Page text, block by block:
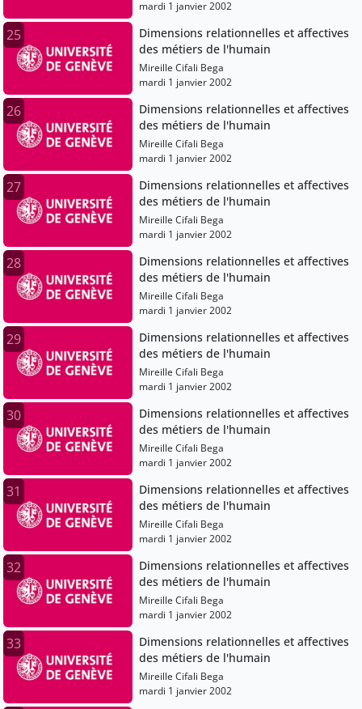
mardi 1 janvier 2002
25
Dimensions relationnelles et affectives
des métiers de l'humain
Mireille Cifali Bega
mardi 1 janvier 2002
26
Dimensions relationnelles et affectives
des métiers de l'humain
Mireille Cifali Bega
mardi 1 janvier 2002
27
Dimensions relationnelles et affectives
des métiers de l'humain
Mireille Cifali Bega
mardi 1 janvier 2002
28
Dimensions relationnelles et affectives
des métiers de l'humain
Mireille Cifali Bega
mardi 1 janvier 2002
29
Dimensions relationnelles et affectives
des métiers de l'humain
Mireille Cifali Bega
mardi 1 janvier 2002
30
Dimensions relationnelles et affectives
des métiers de l'humain
Mireille Cifali Bega
mardi 1 janvier 2002
31
Dimensions relationnelles et affectives
des métiers de l'humain
Mireille Cifali Bega
mardi 1 janvier 2002
32
Dimensions relationnelles et affectives
des métiers de l'humain
Mireille Cifali Bega
mardi 1 janvier 2002
33
Dimensions relationnelles et affectives
des métiers de l'humain
Mireille Cifali Bega
mardi 1 janvier 2002